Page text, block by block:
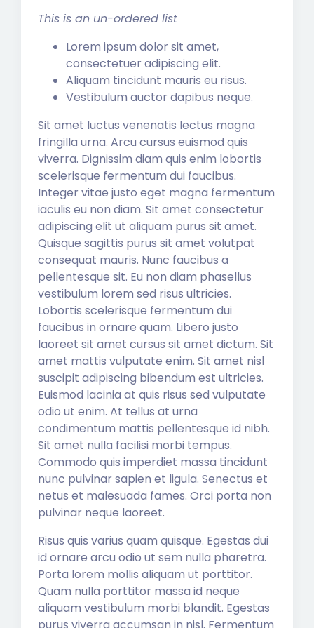
This is an un-ordered list
Lorem ipsum dolor sit amet,
consectetuer adipiscing elit.
Aliquam tincidunt mauris eu risus.
Vestibulum auctor dapibus neque.
Sit amet luctus venenatis lectus magna
fringilla urna. Arcu cursus euismod quis
viverra. Dignissim diam quis enim lobortis
scelerisque fermentum dui faucibus.
Integer vitae justo eget magna fermentum
iaculis eu non diam. Sit amet consectetur
adipiscing elit ut aliquam purus sit amet.
Quisque sagittis purus sit amet volutpat
consequat mauris. Nunc faucibus a
pellentesque sit. Eu non diam phasellus
vestibulum lorem sed risus ultricies.
Lobortis scelerisque fermentum dui
faucibus in ornare quam. Libero justo
laoreet sit amet cursus sit amet dictum. Sit
amet mattis vulputate enim. Sit amet nisl
suscipit adipiscing bibendum est ultricies.
Euismod lacinia at quis risus sed vulputate
odio ut enim. At tellus at urna
condimentum mattis pellentesque id nibh.
Sit amet nulla facilisi morbi tempus.
Commodo quis imperdiet massa tincidunt
nunc pulvinar sapien et ligula. Senectus et
netus et malesuada fames. Orci porta non
pulvinar neque laoreet.
Risus quis varius quam quisque. Egestas dui
id ornare arcu odio ut sem nulla pharetra.
Porta lorem mollis aliquam ut porttitor.
Quam nulla porttitor massa id neque
aliquam vestibulum morbi blandit. Egestas